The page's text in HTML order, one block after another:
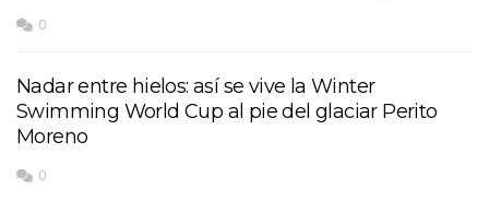
0
Nadar entre hielos: así se vive la Winter
Swimming World Cup al pie del glaciar Perito
Moreno
0